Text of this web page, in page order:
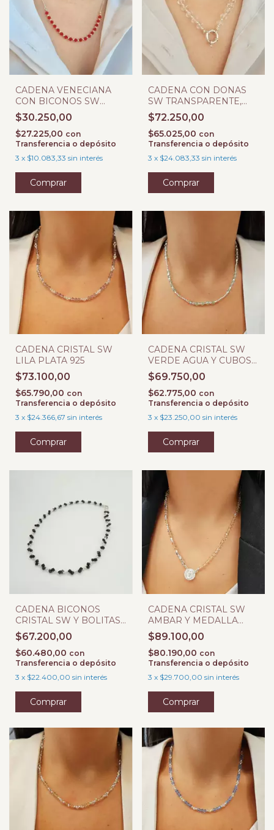
CADENA VENECIANA
CON BICONOS SW
ROJO PLATA 925
$30.250,00
$27.225,00 con
Transferencia o depósito
3 x $10.083,33 sin interés
CADENA CON DONAS
SW TRANSPARENTE,
BOLAS Y TUBOS PLATA
925
$72.250,00
$65.025,00 con
Transferencia o depósito
3 x $24.083,33 sin interés
CADENA CRISTAL SW
LILA PLATA 925
$73.100,00
$65.790,00 con
Transferencia o depósito
3 x $24.366,67 sin interés
CADENA CRISTAL SW
VERDE AGUA Y CUBOS
PLATA 925
$69.750,00
$62.775,00 con
Transferencia o depósito
3 x $23.250,00 sin interés
CADENA BICONOS
CRISTAL SW Y BOLITAS
PLATA 925
$67.200,00
$60.480,00 con
Transferencia o depósito
3 x $22.400,00 sin interés
Comprar
CADENA CRISTAL SW
AMBAR Y MEDALLA
PLATA 925
$89.100,00
$80.190,00 con
Transferencia o depósito
3 x $29.700,00 sin interés
Comprar